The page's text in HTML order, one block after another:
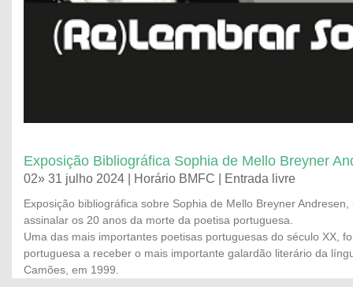
Exposição Bibliográfica Sophia de Mello Breyner
02» 31 julho 2024 | Horário BMFC | Entrada livre
Exposição bibliográfica sobre Sophia de Mello Breyner
assinalar os 20 anos da morte da poetisa portuguesa.
Uma das mais importantes poetisas portuguesas do século XX,
portuguesa a receber o mais importante galardão literário da
Camões, em 1999.